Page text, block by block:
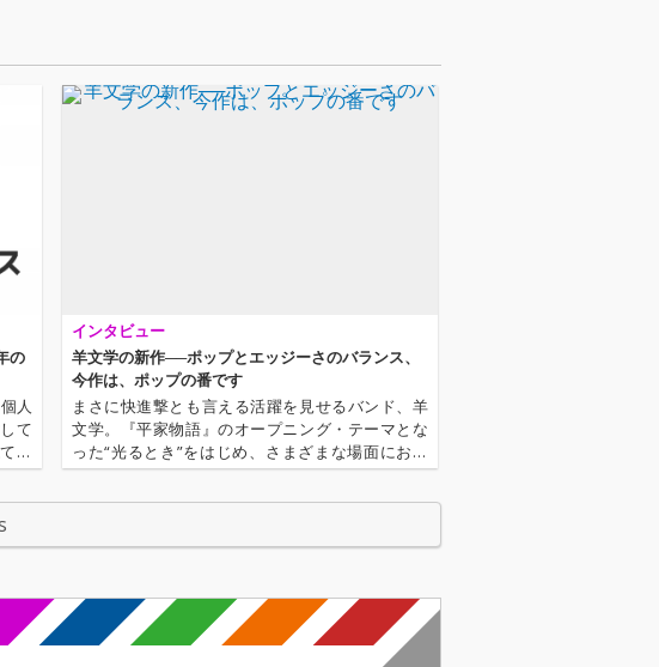
持つサウス・ロンドン
出身のプロデューサー
／シンガー、yunè pin
ジャンルレスかつ独創
的なサウンドで世界的
な評価を高めている。
「そのとき」のRemix
を手掛けたのは、UKブ
ライトンで結成された
5人組バンド、Squid
世界的な賞賛を浴びる
存在だ。デビュー・ア
持つサウス・ロンドン
出身のプロデューサー
／シンガー、yunè pin
的なサウンドで世界的
「そのとき」のRemix
を手掛けたのは、UKブ
ライトンで結成された
5人組バンド、Squid
世界的な賞賛を浴びる
存在だ。デビュー・ア
ルバムが全英チャート
の
人
て
お
インタビュー
羊文学の新作──ポップとエッジーさのバランス、
今作は、ポップの番です
まさに快進撃とも言える活躍を見せるバンド、羊
文学。『平家物語』のオープニング・テーマとな
った“光るとき”をはじめ、さまざまな場面におい
て、そのサウンドがより多くの人々に触れる機会